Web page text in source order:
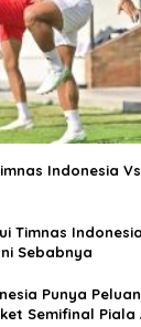
Indonesia
Timnas
Sebabnya
Punya
Semifinal Piala